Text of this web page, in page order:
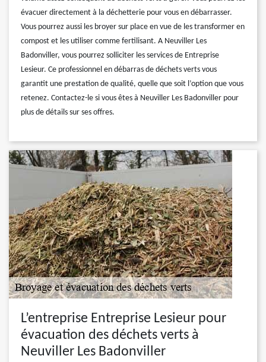
évacuer directement à la déchetterie pour vous en débarrasser.
Vous pourrez aussi les broyer sur place en vue de les transformer en
compost et les utiliser comme fertilisant. A Neuviller Les
Badonviller, vous pourrez solliciter les services de Entreprise
Lesieur. Ce professionnel en débarras de déchets verts vous
garantit une prestation de qualité, quelle que soit l’option que vous
retenez. Contactez-le si vous êtes à Neuviller Les Badonviller pour
plus de détails sur ses offres.
L’entreprise Entreprise Lesieur pour
évacuation des déchets verts à
Neuviller Les Badonviller